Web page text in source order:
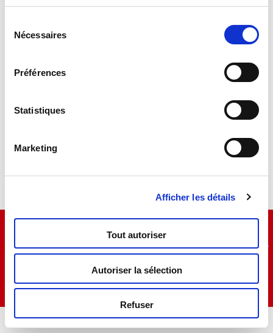
services.
Nécessaires
Préférences
Statistiques
Marketing
Afficher les détails
Tout autoriser
Autoriser la sélection
Refuser
Assistance
Copyright Ⓒ2024 Liscianigiochi – Via Ruscitti, Zona
Ind.le Sant’Atto (TE) – N°TVA 00723030672 – Capital
social : 100 000 € (entièrement libéré) – RCS : 91413 de